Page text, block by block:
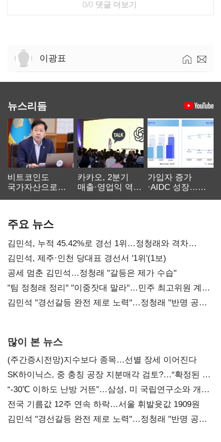
0/0 댓글 더보기
이광표
뉴스리듬
비트코인도
국가자산으로…'
카카오, 2분기
매출·영업익 역대
가입자 증가
·AIDC 성장…
주요 뉴스
김민석, 누적 45.42%로 경선 1위…정청래와 격차
0.86%p(2보)
김민석, 제주·인천 당대표 경선서 '1위'(1보)
공세 멈춘 김민석…정청래 "갈등은 제가 수습"
"팀 정청래 정리" "이중잣대 말라"…민주 최고위원 계파
다툼 격화
김민석 "경선갈등 완전 제로 노력"…정청래 "반명 공세
많이 본 뉴스
(주간증시전망)지수보다 종목…선별 장세 이어진다
SK하이닉스, 중 충칭 공장 지분매각 검토?…“확정된 바
없어”
“-30℃ 이하도 난방 거뜬”…삼성, 미 국립연구소와 개발
협력
전국 기름값 12주 연속 하락…서울 휘발윳값 1909원
김민석 "경선갈등 완전 제로 노력"…정청래 "반명 공세